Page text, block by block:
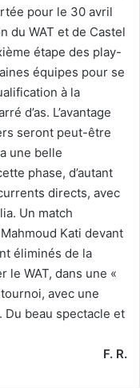
pour le 30 avril
du WAT et de Castel
étape des play-
équipes pour se
à la
d’as. L’avantage
seront peut-être
une belle
phase, d’autant
directs, avec
Un match
Kati devant
éliminés de la
le WAT, dans une «
avec une
Du beau spectacle et
F. R.